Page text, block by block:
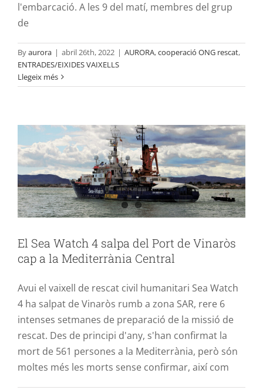
l'embarcació. A les 9 del matí, membres del grup
de
Byaurora | abril 26th, 2022 | AURORA,cooperació ONG rescat,
ENTRADES/EIXIDES VAIXELLS
Llegeix més
El Sea Watch 4 salpa del Port de
Vinaròs cap a la Mediterrània Central
El Sea Watch 4 salpa del Port de Vinaròs
cap a la Mediterrània Central
Avui el vaixell de rescat civil humanitari Sea Watch
4 ha salpat de Vinaròs rumb a zona SAR, rere 6
intenses setmanes de preparació de la missió de
rescat. Des de principi d'any, s'han confirmat la
mort de 561 persones a la Mediterrània, però són
moltes més les morts sense confirmar, així com